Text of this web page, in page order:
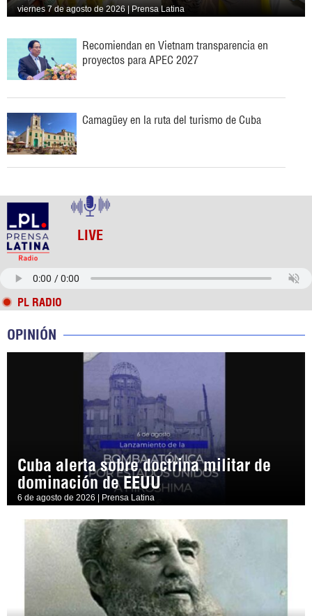
viernes 7 de agosto de 2026 | Prensa Latina
Recomiendan en Vietnam transparencia en
proyectos para APEC 2027
Camagüey en la ruta del turismo de Cuba
LIVE
PL RADIO
OPINIÓN
Cuba alerta sobre doctrina militar de
dominación de EEUU
6 de agosto de 2026 | Prensa Latina